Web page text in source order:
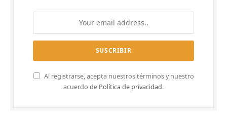
Al registrarse, acepta nuestros términos y nuestro
acuerdo de Política de privacidad.